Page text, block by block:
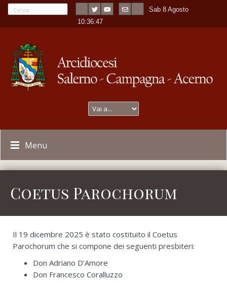
Sab 8 Agosto
10:36:47
Menu
Coetus Parochorum
Il 19 dicembre 2025 è stato costituito il Coetus
Parochorum che si compone dei seguenti presbiteri:
Don Adriano D’Amore
Don Francesco Coralluzzo